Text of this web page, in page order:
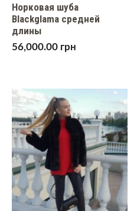
Норковая шуба
Blackglama средней
длины
56,000.00 грн